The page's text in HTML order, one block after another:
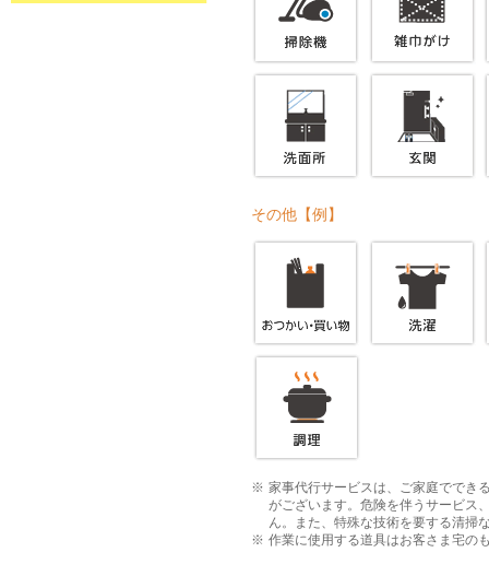
その他【例】
家事代行サービスは、ご家庭ででき
がございます。危険を伴うサービス
ん。また、特殊な技術を要する清掃
作業に使用する道具はお客さま宅の